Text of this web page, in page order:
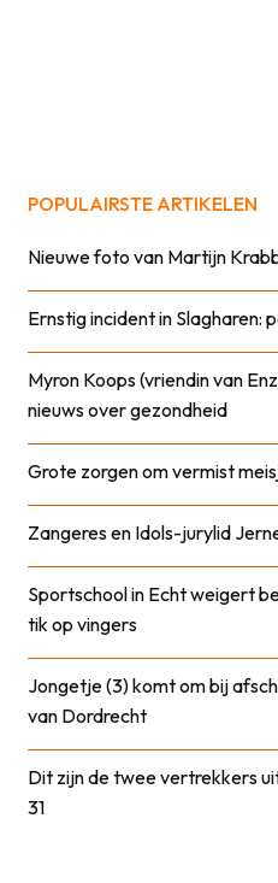
POPULAIRSTE ARTIKELEN
Nieuwe foto van Martijn
Ernstig incident in Slagharen:
Myron Koops (vriendin van
nieuws over gezondheid
Grote zorgen om vermist
Zangeres en Idols-jurylid
Sportschool in Echt weigert
tik op vingers
Jongetje (3) komt om bij
van Dordrecht
Dit zijn de twee vertrekkers
31